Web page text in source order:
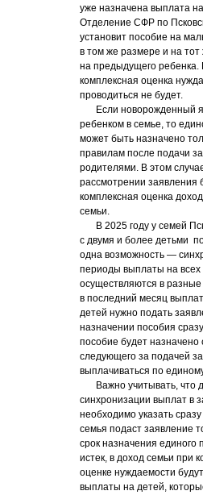
уже назначена выплата
Отделение СФР по
установит пособие на
в том же размере и на тот
на предыдущего ребенка.
комплексная оценка
проводиться не будет.
Если новорожденный
ребенком в семье, то
может быть назначено
правилам после подачи
родителями. В этом
рассмотрении заявления
комплексная оценка
семьи.
В 2025 году у семей
с двумя и более детьми
одна возможность —
периоды выплаты на всех
осуществляются в разные
в последний месяц
детей нужно подать
назначении пособия
пособие будет назначено
следующего за подачей
выплачиваться по
Важно учитывать, что
синхронизации выплат в
необходимо указать
семья подаст заявление
срок назначения единого
истек, в доход семьи при
оценке нуждаемости
выплаты на детей,